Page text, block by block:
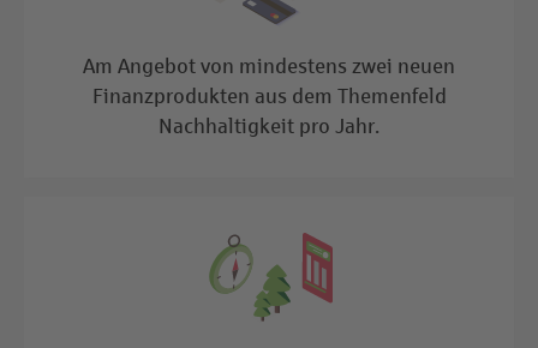
Am Angebot von mindestens zwei neuen
Finanzprodukten aus dem Themenfeld
Nachhaltigkeit pro Jahr.